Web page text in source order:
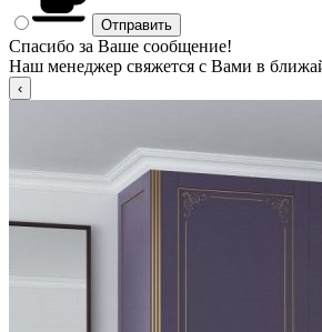
Спасибо за Ваше сообщение!
Наш менеджер свяжется с Вами в